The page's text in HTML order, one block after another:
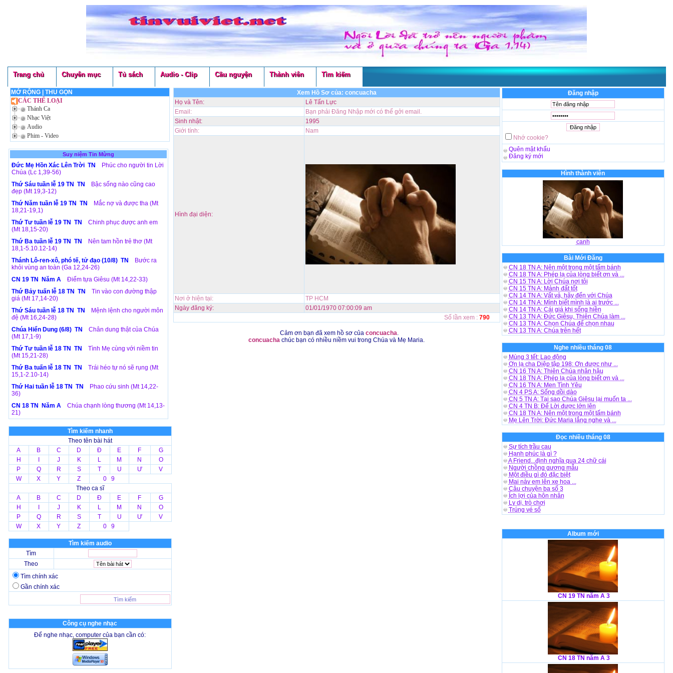
Trang chủ Chuyên mục Tủ sách Audio - Clip Cầu nguyện Thành viên Tìm kiếm
MỞ RỘNG
THU GỌN
CÁC THỂ LOẠI
Thánh Ca
Nhạc Việt
Audio
Phim - Video
Suy niệm Tin Mừng
Đức Mẹ Hồn Xác Lên Trời TN
Phúc cho người tin Lời
Chúa (Lc 1,39-56)
Thứ Sáu tuần lễ 19 TN TN
Bậc sống nào cũng cao
đẹp (Mt 19,3-12)
Thứ Năm tuần lễ 19 TN TN
Mắc nợ và được tha (Mt
18,21-19,1)
Thứ Tư tuần lễ 19 TN TN
Chinh phục được anh em
(Mt 18,15-20)
Thứ Ba tuần lễ 19 TN TN
Nên tam hồn trẻ thơ (Mt
18,1-5.10.12-14)
Thánh Lô-ren-xô, phó tế, tử đạo (10/8) TN
Bước ra
khỏi vùng an toàn (Ga 12,24-26)
CN 19 TN Năm A
Điểm tựa Giêsu (Mt 14,22-33)
Thứ Bảy tuấn lễ 18 TN TN
Tin vào con đường thập
giá (Mt 17,14-20)
Thứ Sáu tuần lễ 18 TN TN
Mệnh lệnh cho người môn
đệ (Mt 16,24-28)
Chúa Hiển Dung (6/8) TN
Chân dung thật của Chúa
(Mt 17,1-9)
Thứ Tư tuần lễ 18 TN TN
Tình Mẹ cùng với niềm tin
(Mt 15,21-28)
Thứ Ba tuấn lễ 18 TN TN
Trái héo tự nó sẽ rụng (Mt
15,1-2.10-14)
Thứ Hai tuần lễ 18 TN TN
Phao cứu sinh (Mt 14,22-
36)
CN 18 TN Năm A
Chúa chạnh lòng thương (Mt 14,13-
21)
Tìm kiếm nhanh
Theo tên bài hát
A
B C D Đ E F
G
H
J K L M N
O
P
Q R S T U Ư
V
W
X Y Z
0 9
Theo ca sĩ
A
B C D Đ E F
G
H
J K L M N
O
P
Q R S T U Ư
V
W
X Y Z 0 9
Tìm kiếm audio
Tìm
Theo
Tìm chính xác
Gần chính xác
Công cụ nghe nhạc
Để nghe nhạc, computer của bạn cần có:
Xem Hồ Sơ của: concuacha
Họ và Tên:
Lê Tấn Lực
Email:
Bạn phải Đăng Nhập mới có thể gởi email.
Sinh nhật:
1995
Giới tính:
Nam
Hình đại diện:
Nơi ở hiện tại:
TP HCM
Ngày đăng ký:
01/01/1970 07:00:09 am
Số lần xem : 790
Cảm ơn bạn đã xem hồ sơ của concuacha.
concuacha chúc bạn có nhiều niềm vui trong Chúa và Mẹ Maria.
Đăng nhập
Nhớ cookie?
Quên mật khẩu
Đăng ký mới
Hình thành viên
canh
Bài Mới Đăng
CN 18 TN A: Nên một trong một tấm bánh
CN 18 TN A: Phép lạ của lòng biết ơn và ...
CN 15 TN A: Lời Chúa nơi tôi
CN 15 TN A: Mảnh đất tốt
CN 14 TN A: Vất vả, hãy đến với Chúa
CN 14 TN A: Mình biết mình là ai trước ...
CN 14 TN A: Cái giá khi sống hiền
CN 13 TN A: Đức Giêsu, Thiên Chúa làm ...
CN 13 TN A: Chọn Chúa để chọn nhau
CN 13 TN A: Chúa trên hết
Nghe nhiều tháng 08
Mùng 3 tết: Lao động
Ơn lạ cha Diệp tập 198: Ơn được như ...
CN 16 TN A: Thiên Chúa nhân hậu
CN 18 TN A: Phép lạ của lòng biết ơn và ...
CN 16 TN A: Men Tình Yêu
CN 4 PS A: Sống dồi dào
CN 5 TN A: Tại sao Chúa Giêsu lại muốn ta ...
CN 4 TN B: Để Lời được lớn lên
CN 18 TN A: Nên một trong một tấm bánh
Mẹ Lên Trời: Đức Maria lắng nghe và ...
Đọc nhiều tháng 08
Sự tích trầu cau
Hạnh phúc là gì ?
A Friend...định nghĩa qua 24 chữ cái
Người chồng gương mẫu
Một điều gì đó đặc biệt
Mai này em lên xe hoa ...
Câu chuyện ba số 3
Ích lợi của hôn nhân
Ly dị, trò chơi
Trúng vé số
Album mới
CN 19 TN năm A 3
CN 18 TN năm A 3